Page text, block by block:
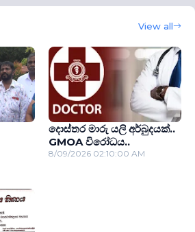
View all
දොස්තර මාරු යලි අර්බුදයක්..
GMOA විරෝධය..
8/09/2026 02:10:00 AM